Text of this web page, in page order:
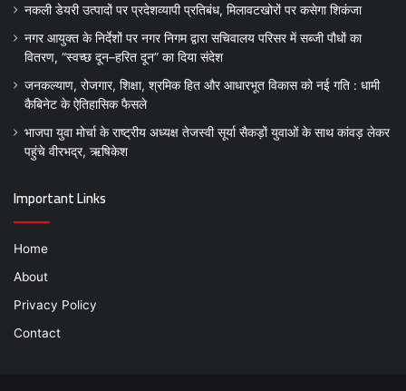
नकली डेयरी उत्पादों पर प्रदेशव्यापी प्रतिबंध, मिलावटखोरों पर कसेगा शिकंजा
नगर आयुक्त के निर्देशों पर नगर निगम द्वारा सचिवालय परिसर में सब्जी पौधों का
वितरण, “स्वच्छ दून–हरित दून” का दिया संदेश
जनकल्याण, रोजगार, शिक्षा, श्रमिक हित और आधारभूत विकास को नई गति : धामी
कैबिनेट के ऐतिहासिक फैसले
भाजपा युवा मोर्चा के राष्ट्रीय अध्यक्ष तेजस्वी सूर्या सैकड़ों युवाओं के साथ कांवड़ लेकर
पहुंचे वीरभद्र, ऋषिकेश
Important Links
Home
About
Privacy Policy
Contact